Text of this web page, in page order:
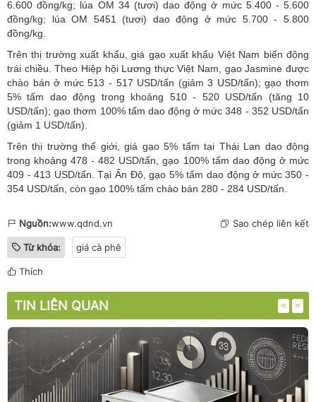
6.600 đồng/kg; lúa OM 34 (tươi) dao động ở mức 5.400 - 5.600
đồng/kg; lúa OM 5451 (tươi) dao động ở mức 5.700 - 5.800
đồng/kg.
Trên thị trường xuất khẩu, giá gạo xuất khẩu Việt Nam biến động
trái chiều. Theo Hiệp hội Lương thực Việt Nam, gạo Jasmine được
chào bán ở mức 513 - 517 USD/tấn (giảm 3 USD/tấn); gạo thơm
5% tấm dao động trong khoảng 510 - 520 USD/tấn (tăng 10
USD/tấn); gạo thơm 100% tấm dao động ở mức 348 - 352 USD/tấn
(giảm 1 USD/tấn).
Trên thị trường thế giới, giá gạo 5% tấm tại Thái Lan dao động
trong khoảng 478 - 482 USD/tấn, gạo 100% tấm dao động ở mức
409 - 413 USD/tấn. Tại Ấn Độ, gạo 5% tấm dao động ở mức 350 -
354 USD/tấn, còn gạo 100% tấm chào bán 280 - 284 USD/tấn.
Nguồn:www.qdnd.vn Sao chép liên kết
Từ khóa: giá cà phê
Thích
TIN LIÊN QUAN